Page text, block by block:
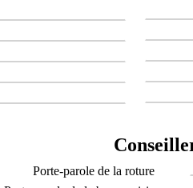
Porte-parole de la roture